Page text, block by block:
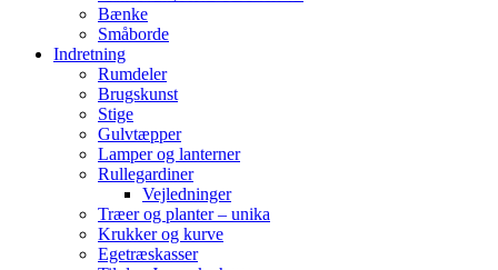
Bænke
Småborde
Indretning
Rumdeler
Brugskunst
Stige
Gulvtæpper
Lamper og lanterner
Rullegardiner
Vejledninger
Træer og planter – unika
Krukker og kurve
Egetræskasser